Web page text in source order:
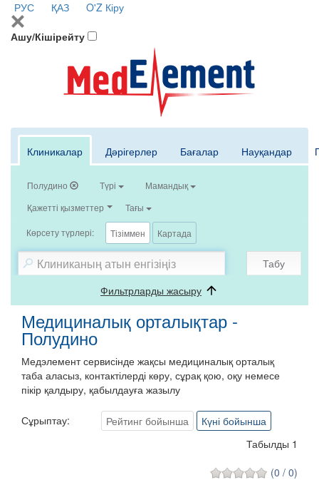
РУС ҚАЗ O'Z Кіру
Ашу/Кішірейту
Клиникалар Дәрігерлер Бағалар Науқандар
Полудино Түрі
Мамандық
Қажетті қызметтер
Тағы
Көрсету түрлері: Тізіммен Картада
Табу
Фильтрларды жасыру
Медициналық орталықтар -
Полудино
Медэлемент сервисінде жақсы медициналық орталық
таба аласыз, контактілерді көру, сұрақ қою, оқу немесе
пікір қалдыру, қабылдауға жазылу
Сұрыптау: Рейтинг бойынша
Күні бойынша
Табылды 1
(0 / 0)